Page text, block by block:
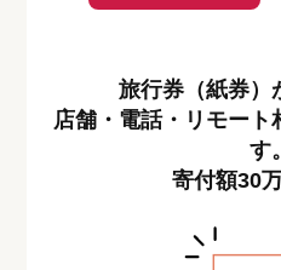
旅行券（紙券）
店舗・電話・リモート
す。
寄付額30